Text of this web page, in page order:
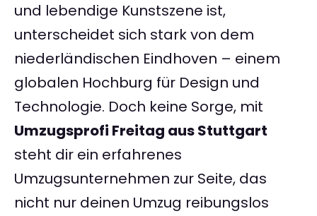
und lebendige Kunstszene ist,
unterscheidet sich stark von dem
niederländischen Eindhoven – einem
globalen Hochburg für Design und
Technologie. Doch keine Sorge, mit
Umzugsprofi Freitag aus Stuttgart
steht dir ein erfahrenes
Umzugsunternehmen zur Seite, das
nicht nur deinen Umzug reibungslos